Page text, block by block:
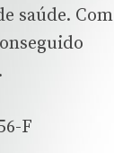
saúde. Com
F